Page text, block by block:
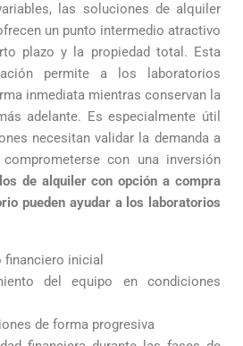
las soluciones de alquiler
un punto intermedio atractivo
plazo y la propiedad total. Esta
permite a los laboratorios
inmediata mientras conservan la
adelante. Es especialmente útil
necesitan validar la demanda a
con una inversión
de alquiler con opción a compra
pueden ayudar a los laboratorios
inicial
del equipo en condiciones
de forma progresiva